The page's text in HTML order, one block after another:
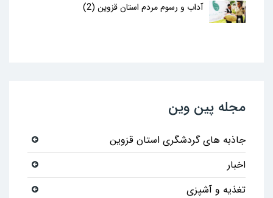
آداب و رسوم مردم استان قزوین (2)
مجله پین وین
جاذبه های گردشگری استان قزوین
اخبار
تغذیه و آشپزی